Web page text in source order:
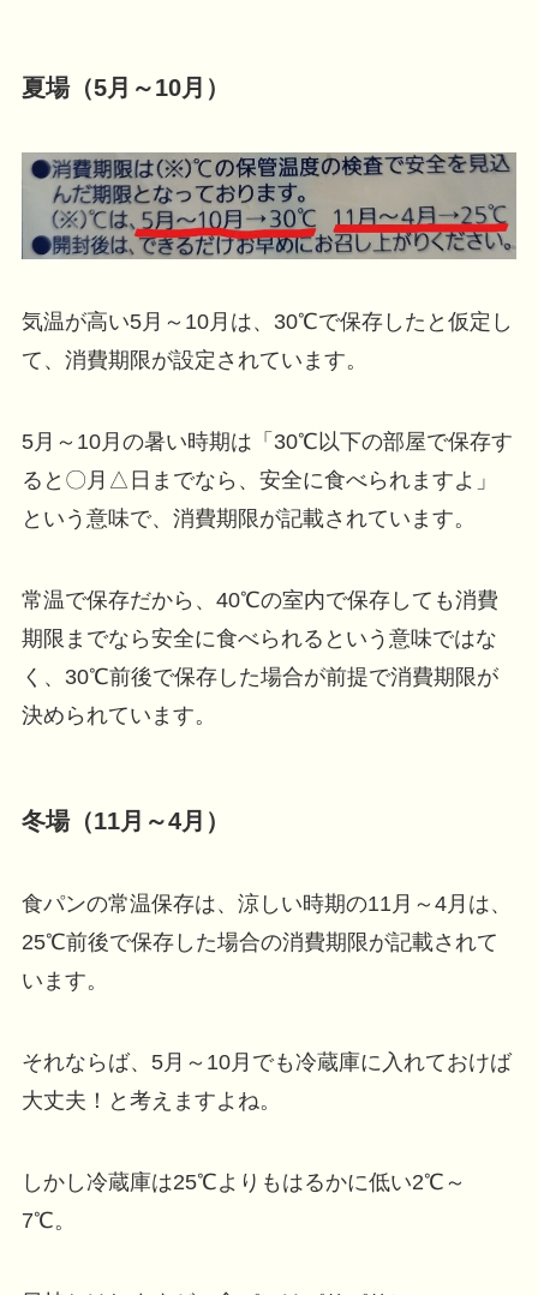
夏場（5月～10月）
気温が高い5月～10月は、30℃で保存したと仮定し
て、消費期限が設定されています。
5月～10月の暑い時期は「30℃以下の部屋で保存す
ると〇月△日までなら、安全に食べられますよ」
という意味で、消費期限が記載されています。
常温で保存だから、40℃の室内で保存しても消費
期限までなら安全に食べられるという意味ではな
く、30℃前後で保存した場合が前提で消費期限が
決められています。
冬場（11月～4月）
食パンの常温保存は、涼しい時期の11月～4月は、
25℃前後で保存した場合の消費期限が記載されて
います。
それならば、5月～10月でも冷蔵庫に入れておけば
大丈夫！と考えますよね。
しかし冷蔵庫は25℃よりもはるかに低い2℃～
7℃。